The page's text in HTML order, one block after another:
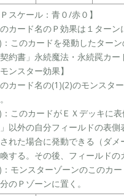
Ｐスケール：青０/赤０】
カード名のＰ効果は１ターン
：このカードを発動したター
契約書」永続魔法・永続罠カ
モンスター効果】
カード名の(1)(2)のモンスタ
：このカードがＥＸデッキに
以外の自分フィールドの表
れた場合に発動できる（ダ
する。その後、フィールドの
：モンスターゾーンのこのカ
のＰゾーンに置く。